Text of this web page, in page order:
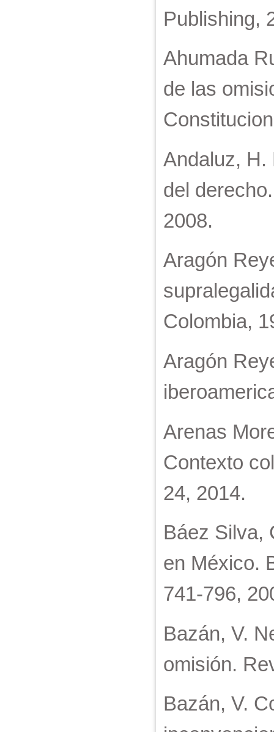
Publishing,
Ahumada
de las
Andaluz, H.
del
2008.
Aragón
Colombia,
Aragón
Arenas
Contexto
24, 2014.
Báez Silva,
en México.
741-796,
Bazán, V.
omisión.
Bazán, V.